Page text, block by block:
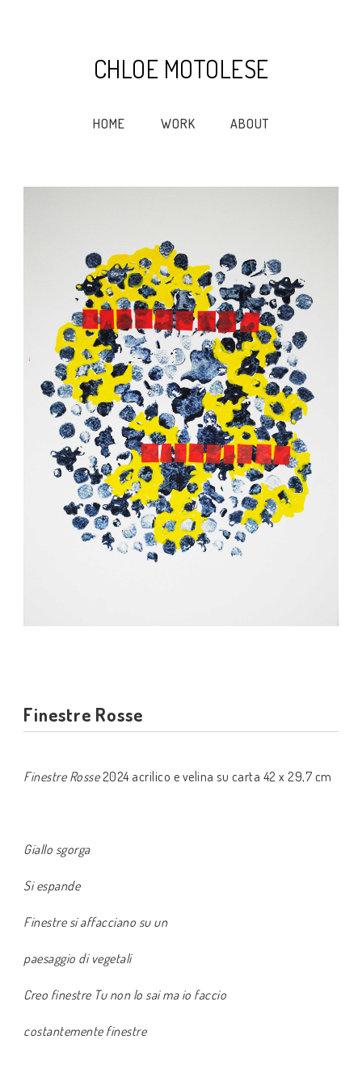
CHLOE MOTOLESE
HOME WORK ABOUT
Finestre Rosse
Finestre Rosse2024 acrilico e velina su carta 42 x 29,7 cm
Giallo sgorga
Si espande
Finestre si affacciano su un
paesaggio di vegetali
Creo finestre Tu non lo sai ma io faccio
costantemente finestre